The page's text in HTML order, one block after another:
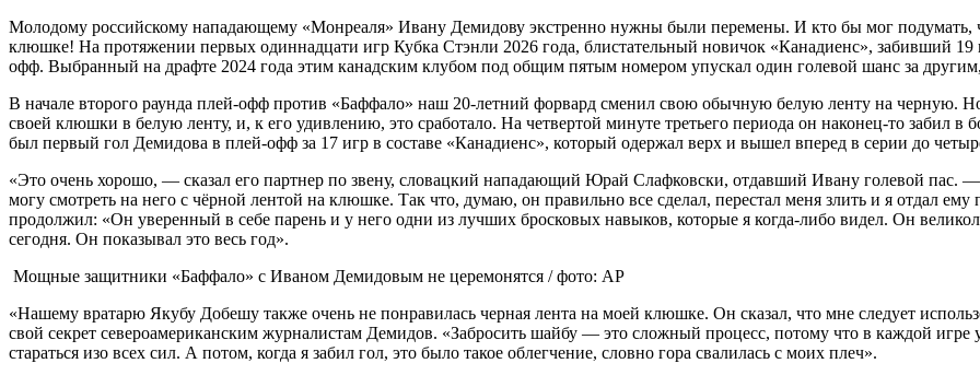
Молодому российскому нападающему «Монреаля» Ивану Демидову экстренно нужны были перемены. И кто бы мог подумать,
клюшке! На протяжении первых одиннадцати игр Кубка Стэнли 2026 года, блистательный новичок «Канадиенс», забивший 19
офф. Выбранный на драфте 2024 года этим канадским клубом под общим пятым номером упускал один голевой шанс за
В начале второго раунда плей-офф против «Баффало» наш 20-летний форвард сменил свою обычную белую ленту на черную.
своей клюшки в белую ленту, и, к его удивлению, это сработало. На четвертой минуте третьего периода он наконец-то забил
был первый гол Демидова в плей-офф за 17 игр в составе «Канадиенс», который одержал верх и вышел вперед в серии до
«Это очень хорошо, — сказал его партнер по звену, словацкий нападающий Юрай Слафковски, отдавший Ивану голевой пас.
могу смотреть на него с чёрной лентой на клюшке. Так что, думаю, он правильно все сделал, перестал меня злить и я отдал ему
продолжил: «Он уверенный в себе парень и у него одни из лучших бросковых навыков, которые я когда-либо видел. Он
сегодня. Он показывал это весь год».
Мощные защитники «Баффало» с Иваном Демидовым не церемонятся / фото: AP
«Нашему вратарю Якубу Добешу также очень не понравилась черная лента на моей клюшке. Он сказал, что мне следует
свой секрет североамериканским журналистам Демидов. «Забросить шайбу — это сложный процесс, потому что в каждой игре
стараться изо всех сил. А потом, когда я забил гол, это было такое облегчение, словно гора свалилась с моих плеч».